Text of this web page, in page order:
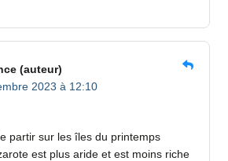
(auteur)
2023 à 12:10
partir sur les îles du printemps
est plus aride et est moins riche